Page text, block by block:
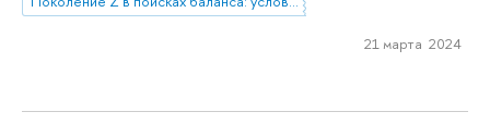
21 марта 2024